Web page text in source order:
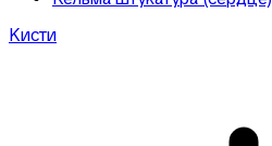
Кисти